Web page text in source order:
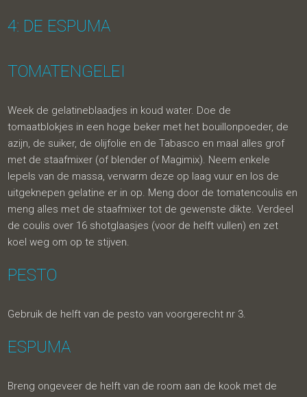
4: DE ESPUMA
TOMATENGELEI
Week de gelatineblaadjes in koud water. Doe de
tomaatblokjes in een hoge beker met het bouillonpoeder, de
azijn, de suiker, de olijfolie en de Tabasco en maal alles grof
met de staafmixer (of blender of Magimix). Neem enkele
lepels van de massa, verwarm deze op laag vuur en los de
uitgeknepen gelatine er in op. Meng door de tomatencoulis en
meng alles met de staafmixer tot de gewenste dikte. Verdeel
de coulis over 16 shotglaasjes (voor de helft vullen) en zet
koel weg om op te stijven.
PESTO
Gebruik de helft van de pesto van voorgerecht nr 3.
ESPUMA
Breng ongeveer de helft van de room aan de kook met de